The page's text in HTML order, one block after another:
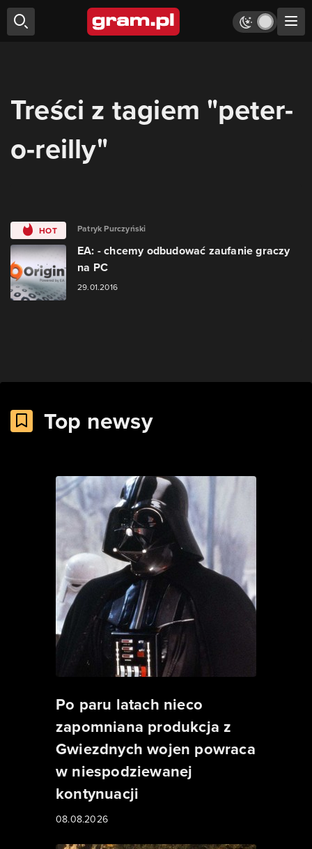
Treści z tagiem "peter-
o-reilly"
HOT Patryk Purczyński
EA: - chcemy odbudować zaufanie graczy
na PC
29.01.2016
Top newsy
Po paru latach nieco
zapomniana produkcja z
Gwiezdnych wojen powraca
w niespodziewanej
kontynuacji
08.08.2026